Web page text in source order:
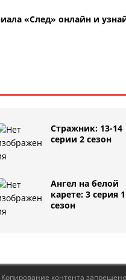
«След» онлайн и
Стражник: 13-14
серии 2 сезон
Ангел на белой
карете: 3 серия 1
сезон
контента